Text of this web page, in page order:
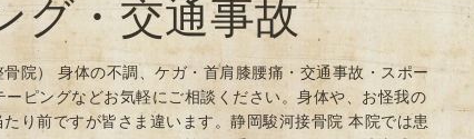
グ・交通事故
院） 身体の不調、ケガ・首肩膝腰痛・交通事故・スポー
ピングなどお気軽にご相談ください。身体や、お怪我の
り前ですが皆さま違います。静岡駿河接骨院 本院では患